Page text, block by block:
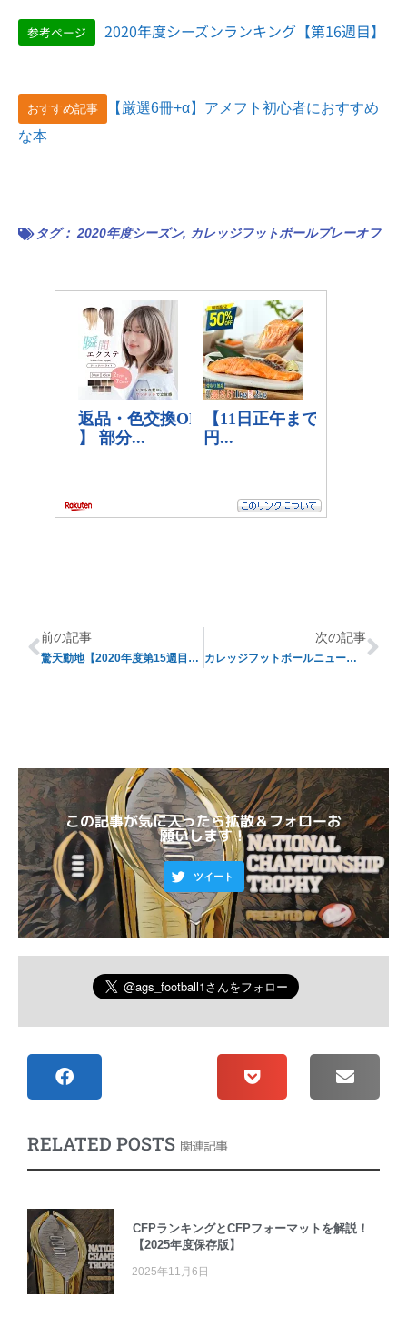
参考ページ 2020年度シーズンランキング【第16週目】
おすすめ記事
【厳選6冊+α】アメフト初心者におすすめ
な本
タグ： 2020年度シーズン, カレッジフットボールプレーオフ
前の記事
驚天動地【2020年度第15週目レビュー】
次の記事
カレッジフットボールニュースまとめ【2020年12月16日】
この記事が気に入ったら拡散＆フォローお
願いします！
ツイート
RELATED POSTS 関連記事
CFPランキングとCFPフォーマットを解説！
【2025年度保存版】
2025年11月6日